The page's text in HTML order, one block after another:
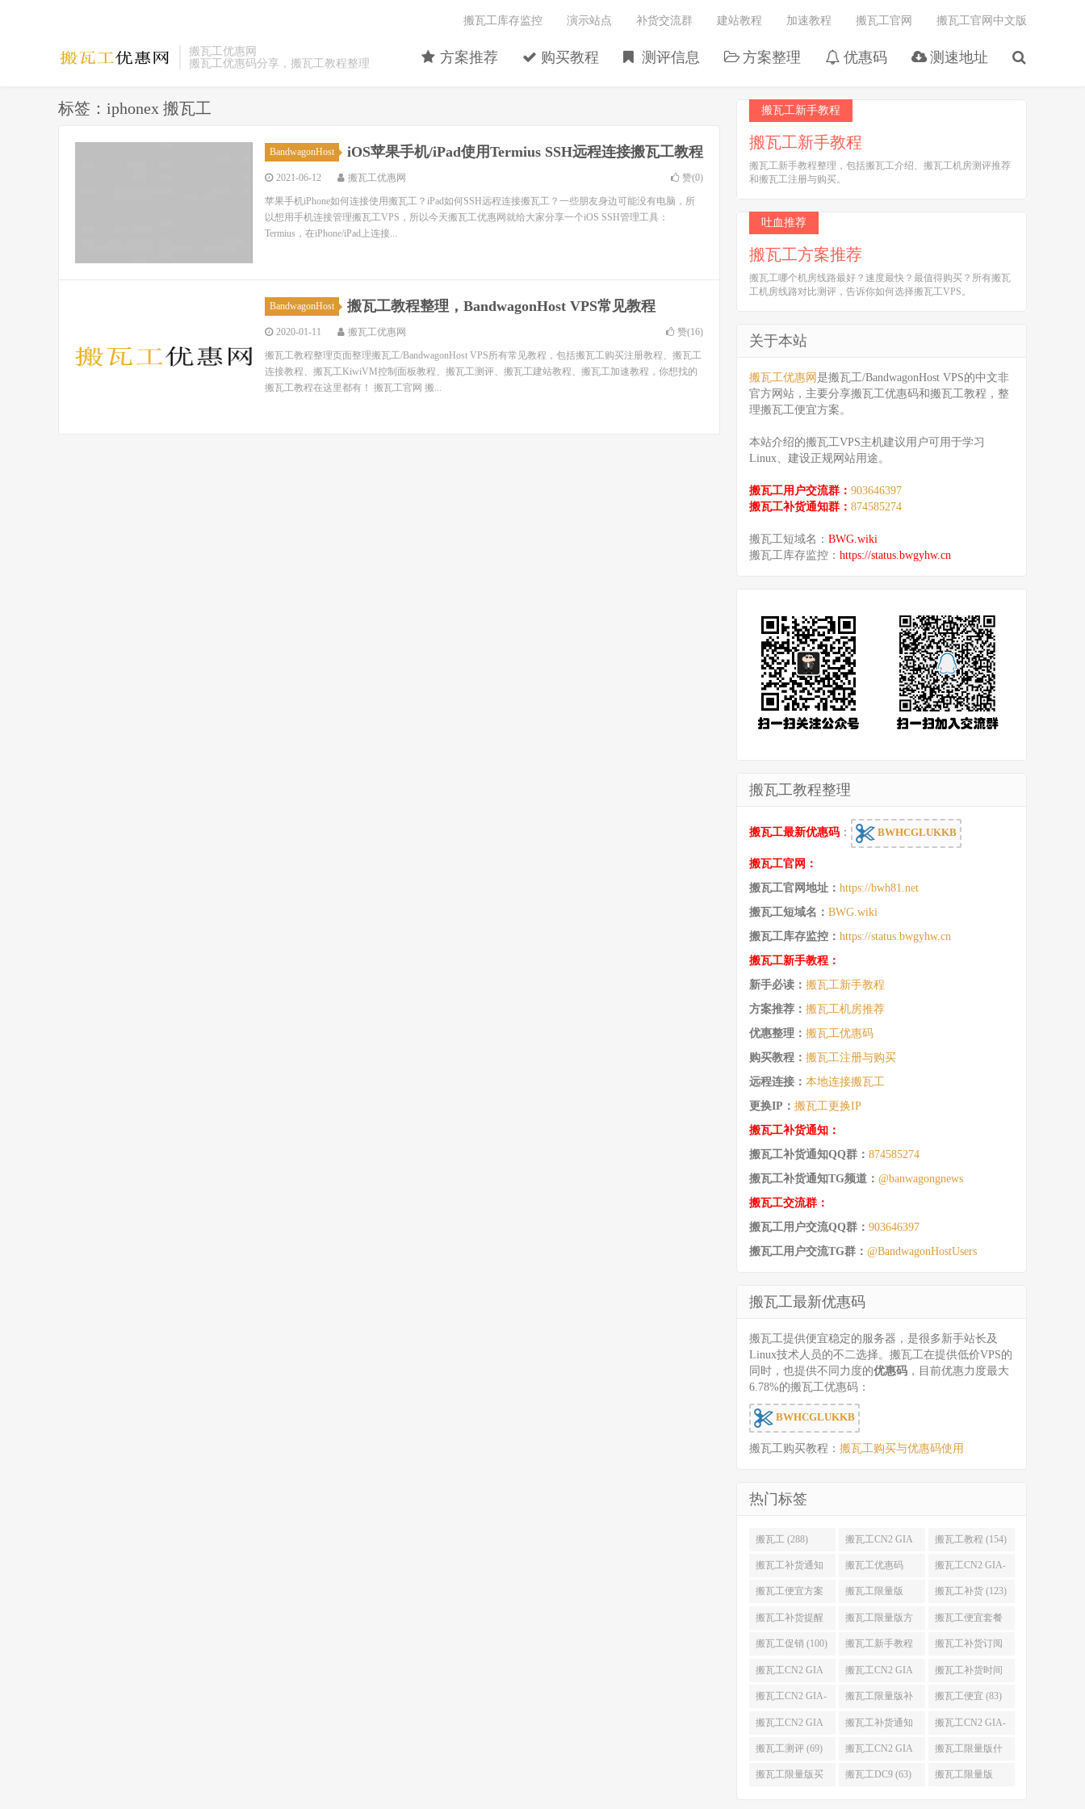
搬瓦工优惠网
搬瓦工优惠码分享，搬瓦工教程整理
方案推荐 购买教程 测评信息 方案整理 优惠码 测速地址
搬瓦工库存监控 演示站点 补货交流群 建站教程 加速教程 搬瓦工官网 搬瓦工官网中文版
标签：iphonex 搬瓦工
BandwagonHost iOS苹果手机/iPad使用Termius SSH远程连接搬瓦工教程
2021-06-12 搬瓦工优惠网 赞(0)
苹果手机iPhone如何连接使用搬瓦工？iPad如何SSH远程连接搬瓦工？一些朋友身边可能没有电脑，所
以想用手机连接管理搬瓦工VPS，所以今天搬瓦工优惠网就给大家分享一个iOS SSH管理工具：
Termius，在iPhone/iPad上连接...
BandwagonHost 搬瓦工教程整理，BandwagonHost VPS常见教程
2020-01-11 搬瓦工优惠网 赞(16)
搬瓦工教程整理页面整理搬瓦工/BandwagonHost VPS所有常见教程，包括搬瓦工购买注册教程、搬瓦工
连接教程、搬瓦工KiwiVM控制面板教程、搬瓦工测评、搬瓦工建站教程、搬瓦工加速教程，你想找的
搬瓦工教程在这里都有！ 搬瓦工官网 搬...
搬瓦工新手教程
搬瓦工新手教程
搬瓦工新手教程整理，包括搬瓦工介绍、搬瓦工机房测评推荐
和搬瓦工注册与购买。
吐血推荐
搬瓦工方案推荐
搬瓦工哪个机房线路最好？速度最快？最值得购买？所有搬瓦
工机房线路对比测评，告诉你如何选择搬瓦工VPS。
关于本站
搬瓦工优惠网 是搬瓦工/BandwagonHost VPS的中文非
官方网站，主要分享搬瓦工优惠码和搬瓦工教程，整
理搬瓦工便宜方案。
本站介绍的搬瓦工VPS主机建议用户可用于学习
Linux、建设正规网站用途。
搬瓦工用户交流群： 903646397
搬瓦工补货通知群： 874585274
搬瓦工短域名： BWG.wiki
搬瓦工库存监控： https://status.bwgyhw.cn
搬瓦工教程整理
搬瓦工最新优惠码 ： BWHCGLUKKB
搬瓦工官网：
搬瓦工官网地址： https://bwh81.net
搬瓦工短域名： BWG.wiki
搬瓦工库存监控： https://status.bwgyhw.cn
搬瓦工新手教程：
新手必读： 搬瓦工新手教程
方案推荐： 搬瓦工机房推荐
优惠整理： 搬瓦工优惠码
购买教程： 搬瓦工注册与购买
远程连接： 本地连接搬瓦工
更换IP： 搬瓦工更换IP
搬瓦工补货通知：
搬瓦工补货通知QQ群： 874585274
搬瓦工补货通知TG频道： @banwagongnews
搬瓦工交流群：
搬瓦工用户交流QQ群： 903646397
搬瓦工用户交流TG群： @BandwagonHostUsers
搬瓦工最新优惠码
搬瓦工提供便宜稳定的服务器，是很多新手站长及
Linux技术人员的不二选择。搬瓦工在提供低价VPS的
同时，也提供不同力度的优惠码 ，目前优惠力度最大
6.78%的搬瓦工优惠码：
BWHCGLUKKB
搬瓦工购买教程： 搬瓦工购买与优惠码使用
热门标签
搬瓦工 (288) 搬瓦工CN2 GIA
(176)
搬瓦工教程 (154)
搬瓦工补货通知
(132)
搬瓦工优惠码
(131)
搬瓦工CN2 GIA-
E (130)
搬瓦工便宜方案
(128)
搬瓦工限量版
(126)
搬瓦工补货 (123)
搬瓦工补货提醒
(106)
搬瓦工限量版方
案 (106)
搬瓦工便宜套餐
(103)
搬瓦工促销 (100) 搬瓦工新手教程
(98)
搬瓦工补货订阅
(98)
搬瓦工CN2 GIA
便宜方案 (92)
搬瓦工CN2 GIA
限量版 (90)
搬瓦工补货时间
(89)
搬瓦工CN2 GIA-
E限量版 (84)
搬瓦工限量版补
货 (84)
搬瓦工便宜 (83)
搬瓦工CN2 GIA
优惠 (82)
搬瓦工补货通知
QQ群 (76)
搬瓦工CN2 GIA-
E便宜套餐 (76)
搬瓦工测评 (69) 搬瓦工CN2 GIA
限量版补货 (67)
搬瓦工限量版什
么时候补货 (67)
搬瓦工限量版买 搬瓦工DC9 (63) 搬瓦工限量版